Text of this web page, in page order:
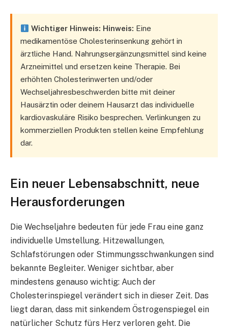
Wichtiger Hinweis: Hinweis: Eine
medikamentöse Cholesterinsenkung gehört in
ärztliche Hand. Nahrungsergänzungsmittel sind keine
Arzneimittel und ersetzen keine Therapie. Bei
erhöhten Cholesterinwerten und/oder
Wechseljahresbeschwerden bitte mit deiner
Hausärztin oder deinem Hausarzt das individuelle
kardiovaskuläre Risiko besprechen. Verlinkungen zu
kommerziellen Produkten stellen keine Empfehlung
dar.
Ein neuer Lebensabschnitt, neue
Herausforderungen
Die Wechseljahre bedeuten für jede Frau eine ganz
individuelle Umstellung. Hitzewallungen,
Schlafstörungen oder Stimmungsschwankungen sind
bekannte Begleiter. Weniger sichtbar, aber
mindestens genauso wichtig: Auch der
Cholesterinspiegel verändert sich in dieser Zeit. Das
liegt daran, dass mit sinkendem Östrogenspiegel ein
natürlicher Schutz fürs Herz verloren geht. Die